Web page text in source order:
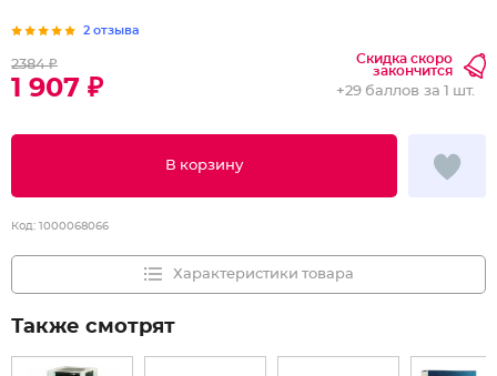
2 отзыва
2384 ₽
1 907 ₽
Скидка скоро
закончится
В корзину
+29 баллов за 1 шт.
Код: 1000068066
Характеристики товара
Также смотрят